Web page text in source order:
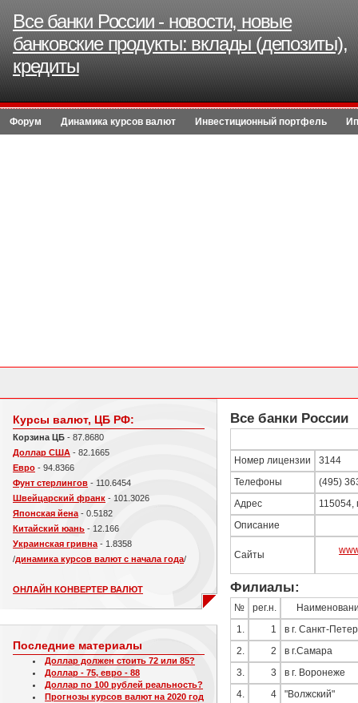
Все банки России - новости, новые
банковские продукты: вклады (депозиты),
кредиты
Форум Динамика курсов валют Инвестиционный портфель
Курсы валют, ЦБ РФ:
Корзина ЦБ - 87.8680
Доллар США - 82.1665
Евро - 94.8366
Фунт стерлингов - 110.6454
Швейцарский франк - 101.3026
Японская йена - 0.5182
Китайский юань - 12.166
Украинская гривна - 1.8358
/динамика курсов валют с начала года/
ОНЛАЙН КОНВЕРТЕР ВАЛЮТ
Последние материалы
Доллар должен стоить 72 или 85?
Доллар - 75, евро - 88
Доллар по 100 рублей реальность?
Прогнозы курсов валют на 2020 год
Все банки России
Номер лицензии 3144
Телефоны (495)
Адрес 115054,
Описание
Сайты
Филиалы:
№ рег.н.
1. 1 в г. Санкт-
2. 2 в г.Самара
3. 3 в г. Воронеже
4. 4 "Волжский"